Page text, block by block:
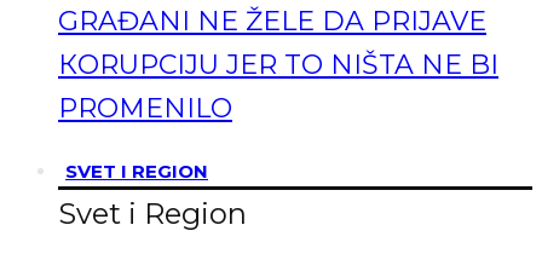
GRAĐANI NE ŽELE DA PRIJAVE
КORUPCIJU JER TO NIŠTA NE BI
PROMENILO
SVET I REGION
Svet i Region